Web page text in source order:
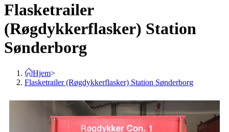
Flasketrailer
(Røgdykkerflasker) Station
Sønderborg
Hjem>
Flasketrailer (Røgdykkerflasker) Station Sønderborg